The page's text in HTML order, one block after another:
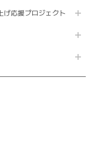
げ応援プロジェクト